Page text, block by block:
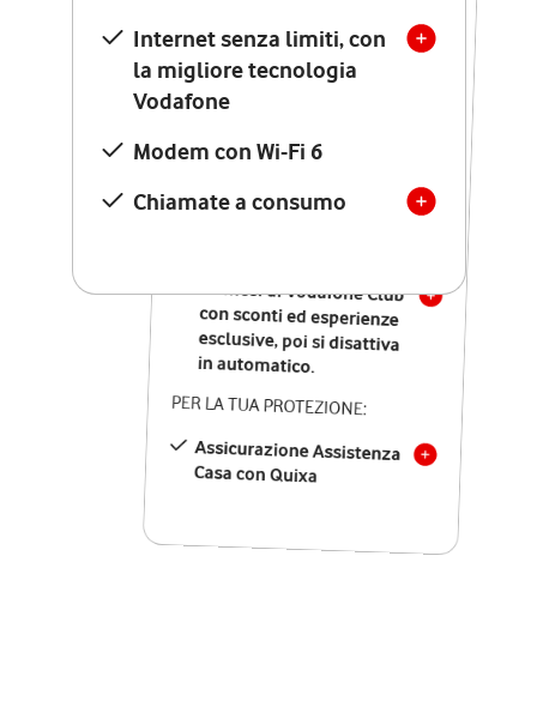
Internet senza limiti, con
la migliore tecnologia
Vodafone
Modem con Wi-Fi 6
Chiamate a consumo
Internet senza limiti, con
la migliore tecnologia
Vodafone
Modem Seven con Wi-Fi 7
Chiamate illimitate verso
numeri fissi e mobili
nazionali
12 mesi di Vodafone Club
con sconti ed esperienze
esclusive, poi si disattiva
in automatico.
PER LA TUA PROTEZIONE:
Assicurazione Assistenza
Casa con Quixa